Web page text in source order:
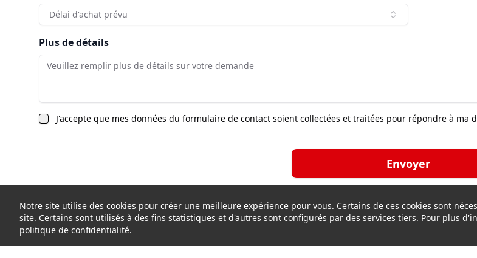
Délai d'achat prévu
Plus de détails
J'accepte que mes données du formulaire de contact soient collectées et traitées pour répondre à ma
Envoyer
Notre site utilise des cookies pour créer une meilleure expérience pour vous. Certains de ces cookies sont
site. Certains sont utilisés à des fins statistiques et d'autres sont configurés par des services tiers. Pour plus
politique de confidentialité.